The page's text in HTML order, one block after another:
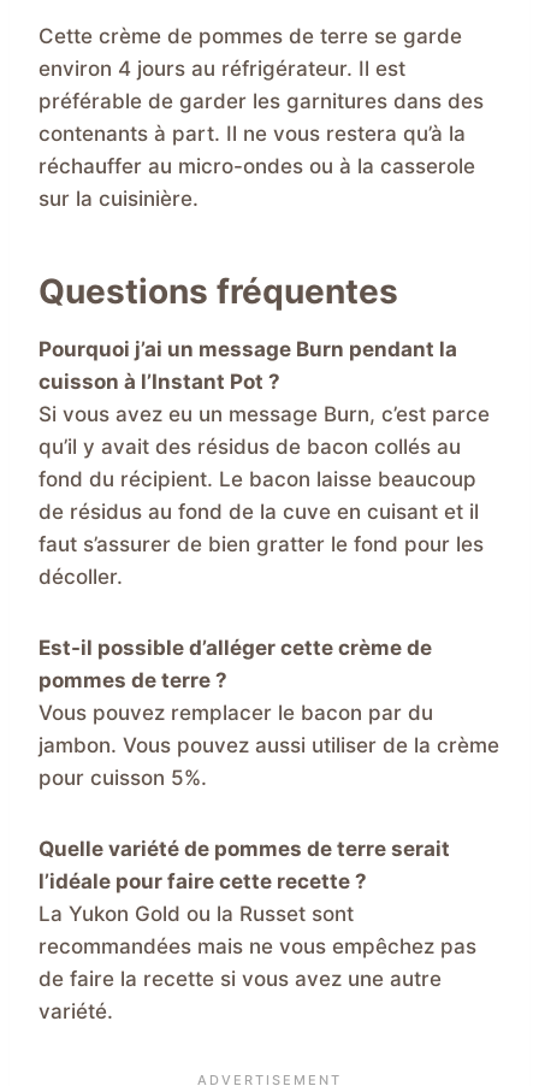
Cette crème de pommes de terre se garde
environ 4 jours au réfrigérateur. Il est
préférable de garder les garnitures dans des
contenants à part. Il ne vous restera qu’à la
réchauffer au micro-ondes ou à la casserole
sur la cuisinière.
Questions fréquentes
Pourquoi j’ai un message Burn pendant la
cuisson à l’Instant Pot ?
Si vous avez eu un message Burn, c’est parce
qu’il y avait des résidus de bacon collés au
fond du récipient. Le bacon laisse beaucoup
de résidus au fond de la cuve en cuisant et il
faut s’assurer de bien gratter le fond pour les
décoller.
Est-il possible d’alléger cette crème de
pommes de terre ?
Vous pouvez remplacer le bacon par du
jambon. Vous pouvez aussi utiliser de la crème
pour cuisson 5%.
Quelle variété de pommes de terre serait
l’idéale pour faire cette recette ?
La Yukon Gold ou la Russet sont
recommandées mais ne vous empêchez pas
de faire la recette si vous avez une autre
variété.